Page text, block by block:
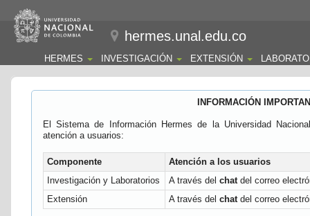
hermes.unal.edu.co
HERMES INVESTIGACIÓN EXTENSIÓN
INFORMACIÓN
El Sistema de Información Hermes de la Universidad
atención a usuarios:
Componente
Atención a los usuarios
Investigación y Laboratorios
A través del chatdel correo
Extensión
A través del chatdel correo